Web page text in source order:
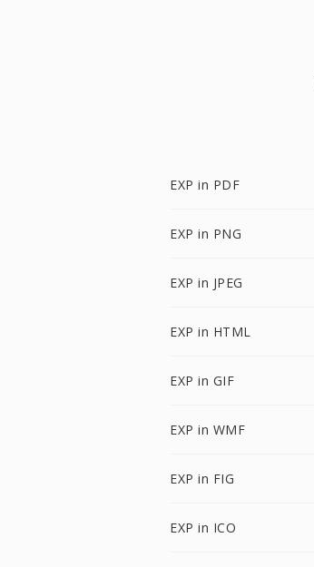
EXP in PDF
EXP in PNG
EXP in JPEG
EXP in HTML
EXP in GIF
EXP in WMF
EXP in FIG
EXP in ICO